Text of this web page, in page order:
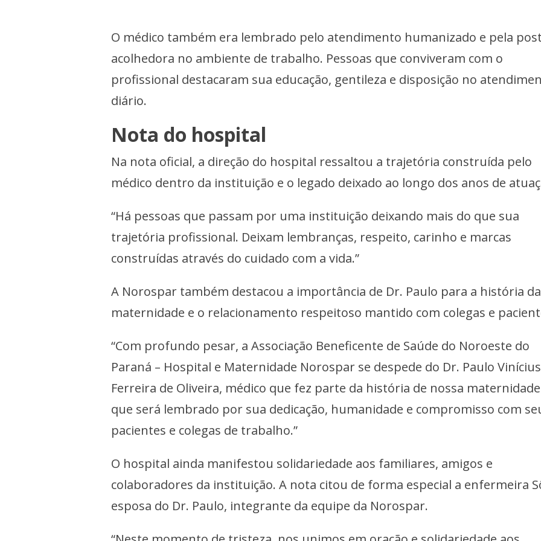
O médico também era lembrado pelo atendimento humanizado e pela
acolhedora no ambiente de trabalho. Pessoas que conviveram com o
profissional destacaram sua educação, gentileza e disposição no
diário.
Nota do hospital
Na nota oficial, a direção do hospital ressaltou a trajetória construída pelo
médico dentro da instituição e o legado deixado ao longo dos anos de
“Há pessoas que passam por uma instituição deixando mais do que sua
trajetória profissional. Deixam lembranças, respeito, carinho e marcas
construídas através do cuidado com a vida.”
A Norospar também destacou a importância de Dr. Paulo para a história da
maternidade e o relacionamento respeitoso mantido com colegas e
“Com profundo pesar, a Associação Beneficente de Saúde do Noroeste do
Paraná – Hospital e Maternidade Norospar se despede do Dr. Paulo Vinícius
Ferreira de Oliveira, médico que fez parte da história de nossa
que será lembrado por sua dedicação, humanidade e compromisso com
pacientes e colegas de trabalho.”
O hospital ainda manifestou solidariedade aos familiares, amigos e
colaboradores da instituição. A nota citou de forma especial a enfermeira
esposa do Dr. Paulo, integrante da equipe da Norospar.